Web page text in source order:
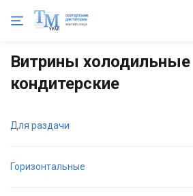
Главная Холодильное оборудование
Витрины холодильные
кондитерские
Для раздачи
Горизонтальные